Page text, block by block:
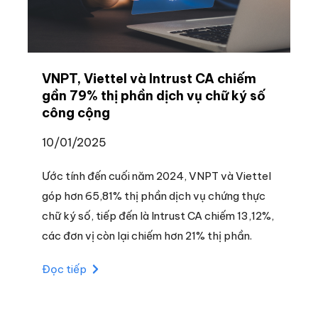
VNPT, Viettel và Intrust CA chiếm
gần 79% thị phần dịch vụ chữ ký số
công cộng
10/01/2025
Ước tính đến cuối năm 2024, VNPT và Viettel
góp hơn 65,81% thị phần dịch vụ chứng thực
chữ ký số, tiếp đến là Intrust CA chiếm 13,12%,
các đơn vị còn lại chiếm hơn 21% thị phần.
Đọc tiếp